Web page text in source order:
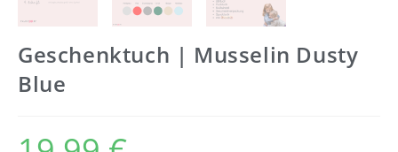
Geschenktuch | Musselin Dusty
Blue